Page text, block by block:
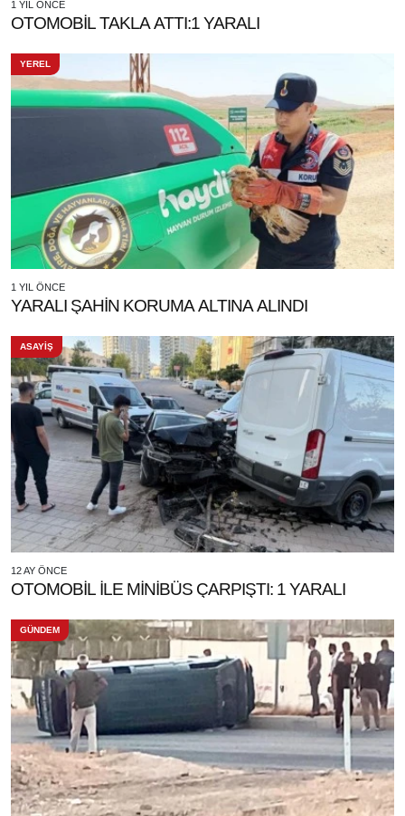
1 YIL ÖNCE
OTOMOBİL TAKLA ATTI:1 YARALI
YEREL
1 YIL ÖNCE
YARALI ŞAHİN KORUMA ALTINA ALINDI
ASAYİŞ
12 AY ÖNCE
OTOMOBİL İLE MİNİBÜS ÇARPIŞTI: 1 YARALI
GÜNDEM